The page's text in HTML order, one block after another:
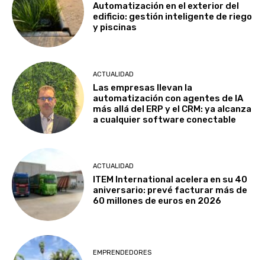
Automatización en el exterior del
edificio: gestión inteligente de riego
y piscinas
ACTUALIDAD
Las empresas llevan la
automatización con agentes de IA
más allá del ERP y el CRM: ya alcanza
a cualquier software conectable
ACTUALIDAD
ITEM International acelera en su 40
aniversario: prevé facturar más de
60 millones de euros en 2026
EMPRENDEDORES